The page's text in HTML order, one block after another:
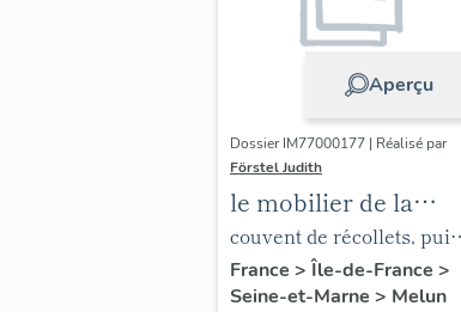
Aperçu
Dossier IM77000177 | Réalisé par
Förstel Judith
le mobilier de la
chapelle de l'hôpital
couvent de récollets, puis
hôpital
France > Île-de-France >
Seine-et-Marne > Melun